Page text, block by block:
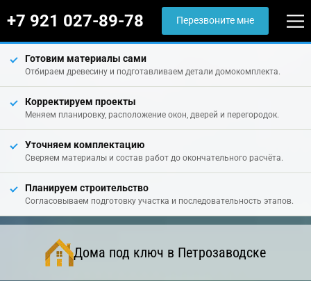
+7 921 027-89-78 Перезвоните мне
Готовим материалы сами
Отбираем древесину и подготавливаем детали домокомплекта.
Корректируем проекты
Меняем планировку, расположение окон, дверей и перегородок.
Уточняем комплектацию
Сверяем материалы и состав работ до окончательного расчёта.
Планируем строительство
Согласовываем подготовку участка и последовательность этапов.
Дома под ключ в Петрозаводске